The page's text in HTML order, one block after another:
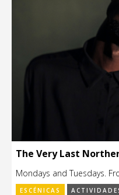
The Very Last
Mondays and Tuesdays.
ESCÉNICAS